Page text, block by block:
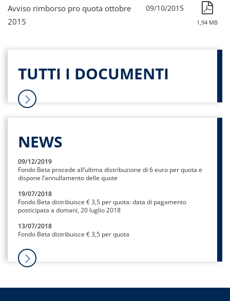
Avviso rimborso pro quota ottobre
2015
09/10/2015
1,94 MB
TUTTI I DOCUMENTI
NEWS
09/12/2019
Fondo Beta procede all’ultima distribuzione di 6 euro per quota e
dispone l’annullamento delle quote
19/07/2018
Fondo Beta distribuisce € 3,5 per quota: data di pagamento
posticipata a domani, 20 luglio 2018
13/07/2018
Fondo Beta distribuisce € 3,5 per quota